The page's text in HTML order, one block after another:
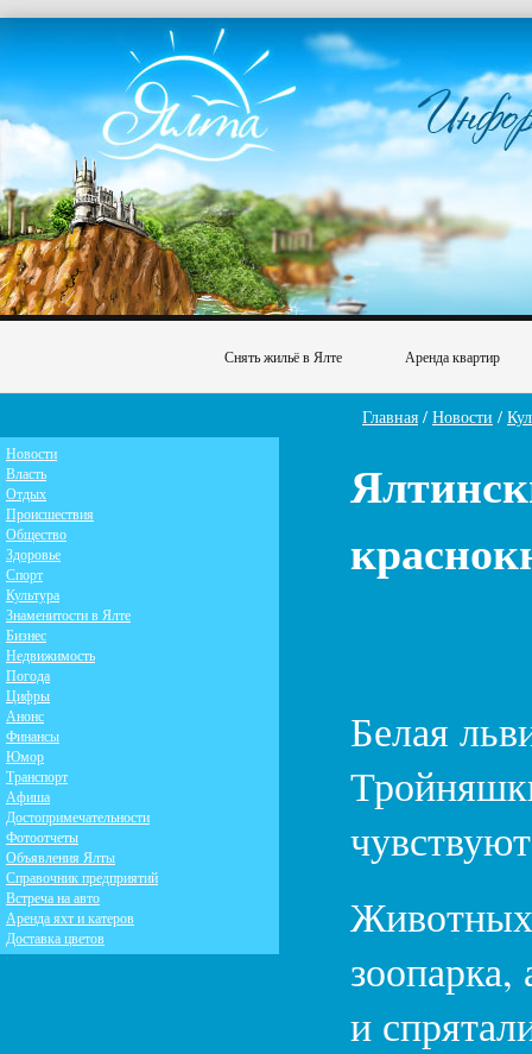
Снять жильё в Ялте Аренда квартир
Главная / Новости /
Белая
и
Новости
Власть
Отдых
Происшествия
Общество
Здоровье
Спорт
Культура
Знаменитости в Ялте
Бизнес
Недвижимость
Погода
Цифры
Анонс
Финансы
Юмор
Транспорт
Афиша
Достопримечательности
Фотоотчеты
Объявления Ялты
Справочник предприятий
Встреча на авто
Аренда яхт и катеров
Доставка цветов